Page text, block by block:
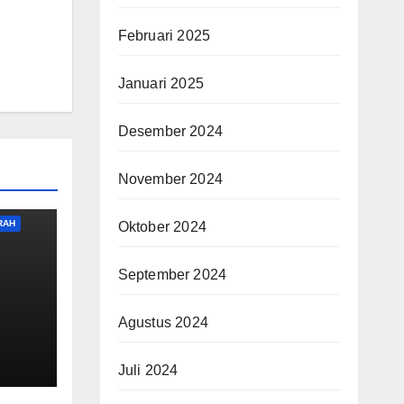
Februari 2025
Januari 2025
Desember 2024
November 2024
Oktober 2024
September 2024
Agustus 2024
Juli 2024